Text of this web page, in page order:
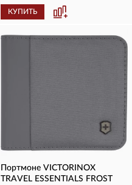
КУПИТЬ
Портмоне VICTORINOX
TRAVEL ESSENTIALS FROST